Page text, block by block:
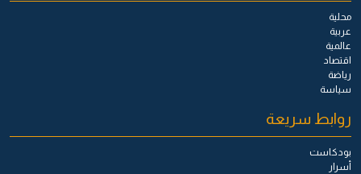
محلية
عربية
عالمية
اقتصاد
رياضة
سياسة
روابط سريعة
بودكاست
أسرار